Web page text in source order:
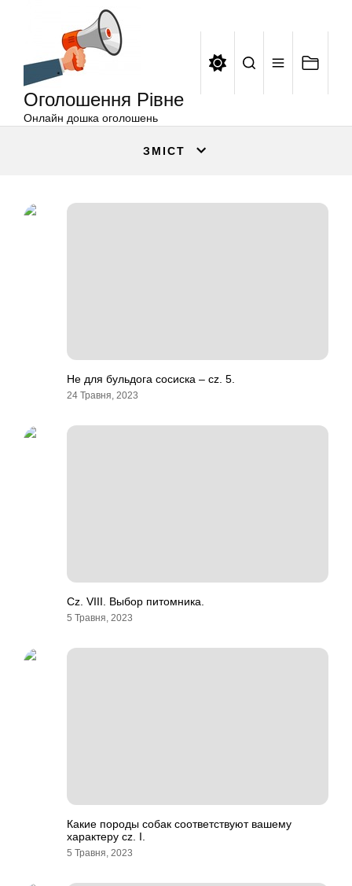
Оголошення Рівне
Онлайн дошка оголошень
ЗМІСТ
Не для бульдога сосиска – cz. 5.
24 Травня, 2023
Cz. VIII. Выбор питомника.
5 Травня, 2023
Какие породы собак соответствуют вашему
характеру cz. I.
5 Травня, 2023